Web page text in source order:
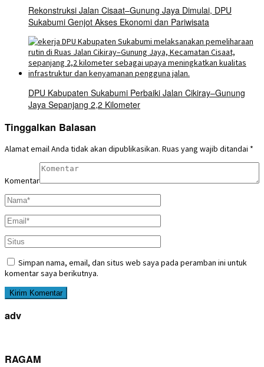
Rekonstruksi Jalan Cisaat–Gunung Jaya Dimulai, DPU
Sukabumi Genjot Akses Ekonomi dan Pariwisata
DPU Kabupaten Sukabumi Perbaiki Jalan Cikiray–Gunung
Jaya Sepanjang 2,2 Kilometer
Tinggalkan Balasan
Alamat email Anda tidak akan dipublikasikan. Ruas yang wajib ditandai *
Komentar
Simpan nama, email, dan situs web saya pada peramban ini untuk
komentar saya berikutnya.
adv
RAGAM